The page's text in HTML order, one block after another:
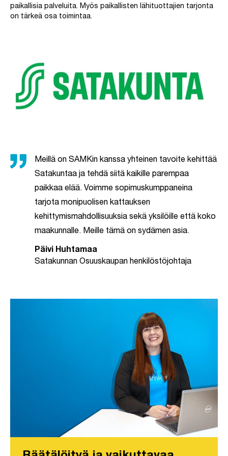
paikallisia palveluita. Myös paikallisten lähituottajien tarjonta
on tärkeä osa toimintaa.
Meillä on SAMKin kanssa yhteinen tavoite kehittää
Satakuntaa ja tehdä siitä kaikille parempaa
paikkaa elää. Voimme sopimuskumppaneina
tarjota monipuolisen kattauksen
kehittymismahdollisuuksia sekä yksilöille että koko
maakunnalle. Meille tämä on sydämen asia.
Päivi Huhtamaa
Satakunnan Osuuskaupan henkilöstöjohtaja